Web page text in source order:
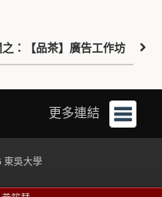
之：【品茶】廣告工作坊
更多連結
東吳大學